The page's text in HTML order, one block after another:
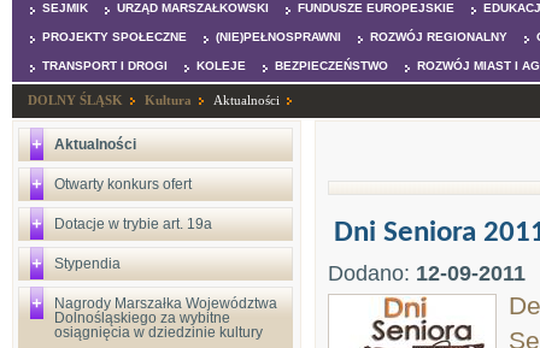
SEJMIK URZĄD MARSZAŁKOWSKI FUNDUSZE EUROPEJSKIE
PROJEKTY SPOŁECZNE (NIE)PEŁNOSPRAWNI ROZWÓJ REGIONALNY
TRANSPORT I DROGI KOLEJE BEZPIECZEŃSTWO ROZWÓJ MIAST I
DOLNY ŚLĄSK Kultura Aktualności
Aktualności
Otwarty konkurs ofert
Dotacje w trybie art. 19a
Stypendia
Nagrody Marszałka Województwa
Dolnośląskiego za wybitne
osiągnięcia w dziedzinie kultury
Dni Seniora
Dodano: 12-09-2011